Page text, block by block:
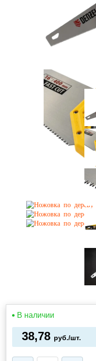
В наличии
38,78 руб./шт.